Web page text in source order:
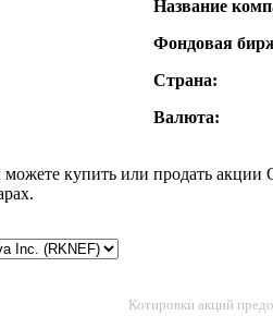
Название
Фондовая
Страна:
Валюта:
купить или продать
Котировки акций